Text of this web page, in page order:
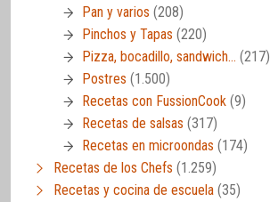
Pan y varios (208)
Pinchos y Tapas (220)
Pizza, bocadillo, sandwich… (217)
Postres (1.500)
Recetas con FussionCook (9)
Recetas de salsas (317)
Recetas en microondas (174)
Recetas de los Chefs (1.259)
Recetas y cocina de escuela (35)